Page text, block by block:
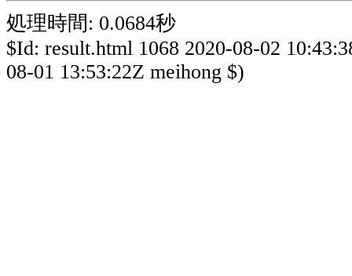
処理時間: 0.0684秒
$Id: result.html 1068 2020-08-02
08-01 13:53:22Z meihong $)